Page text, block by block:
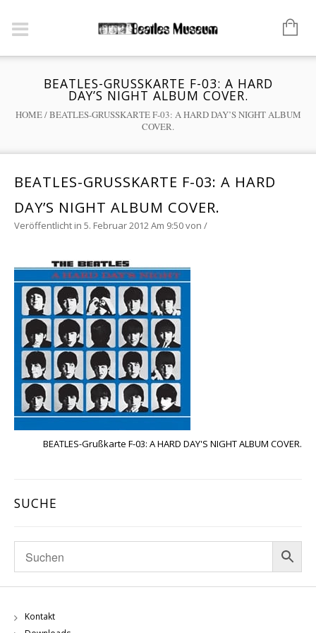
BEATLES-GRUSSKARTE F-03: A HARD D
AY’S NIGHT ALBUM COVER.
HOME/BEATLES-GRUSSKARTE F-03: A HARD DAY’S NIGHT ALBUM C
OVER.
BEATLES-GRUSSKARTE F-03: A HARD D
AY’S NIGHT ALBUM COVER.
Veröffentlicht in 5. Februar 2012 Am 9:50von /
BEATLES-Grußkarte F-03: A HARD DAY'S NIGHT ALBUM COVER.
SUCHE
Kontakt